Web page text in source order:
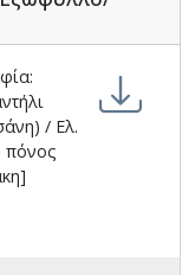
/ Ελ.
πόνος